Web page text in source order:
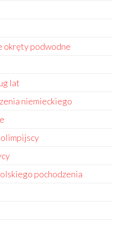
okręty podwodne
lat
niemieckiego
pochodzenia